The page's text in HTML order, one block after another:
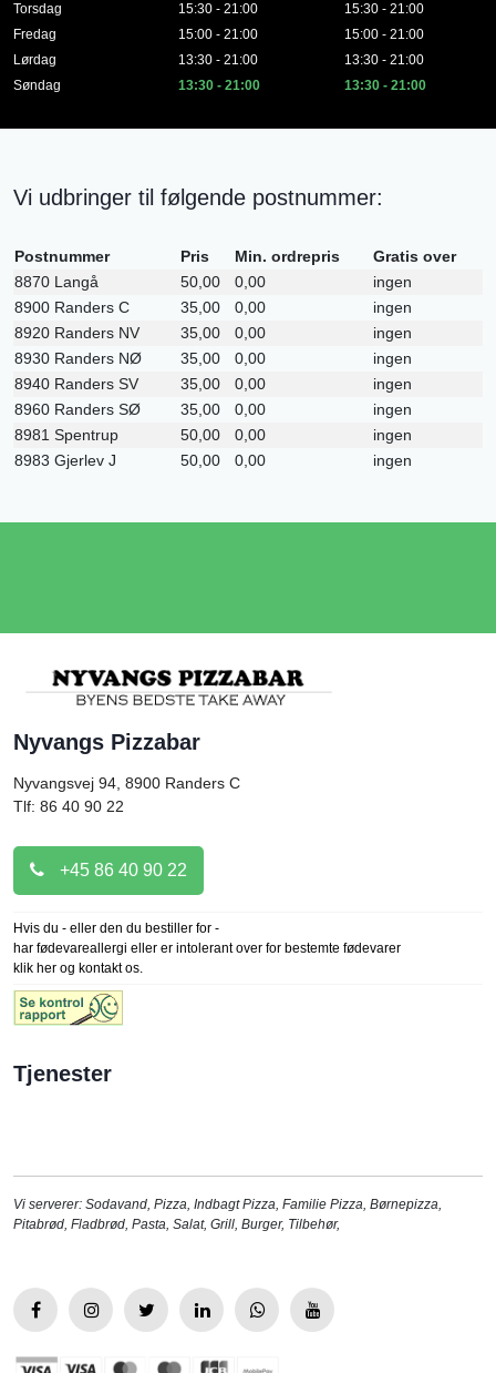
Torsdag
Fredag
Lørdag
Søndag
15:30 - 21:00
15:00 - 21:00
13:30 - 21:00
13:30 - 21:00
15:30 - 21:00
15:00 - 21:00
13:30 - 21:00
13:30 - 21:00
Vi udbringer til følgende postnummer:
Postnummer Pris Min. ordrepris
Gratis over
8870 Langå
50,00 0,00
ingen
8900 Randers C
35,00 0,00
ingen
8920 Randers NV
35,00 0,00
ingen
8930 Randers NØ
35,00 0,00
ingen
8940 Randers SV
35,00 0,00
ingen
8960 Randers SØ
35,00 0,00
ingen
8981 Spentrup
50,00 0,00
ingen
8983 Gjerlev J
50,00 0,00 ingen
Nyvangs Pizzabar
Nyvangsvej 94, 8900 Randers C
Tlf: 86 40 90 22
+45 86 40 90 22
Hvis du - eller den du bestiller for -
har fødevareallergi eller er intolerant over for bestemte fødevarer
klik her og kontakt os.
Tjenester
Vi serverer: Sodavand, Pizza, Indbagt Pizza, Familie Pizza, Børnepizza,
Pitabrød, Fladbrød, Pasta, Salat, Grill, Burger, Tilbehør,